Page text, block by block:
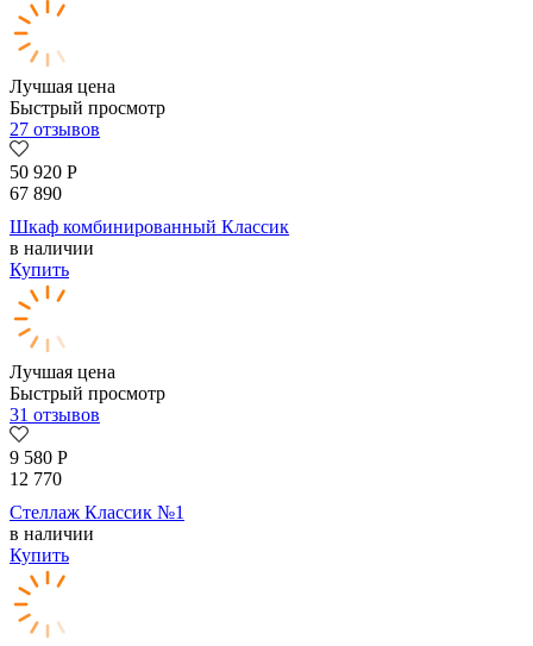
Лучшая цена
Быстрый просмотр
27 отзывов
50 920 Р
67 890
Шкаф комбинированный Классик
в наличии
Купить
Лучшая цена
Быстрый просмотр
31 отзывов
9 580 Р
12 770
Стеллаж Классик №1
в наличии
Купить